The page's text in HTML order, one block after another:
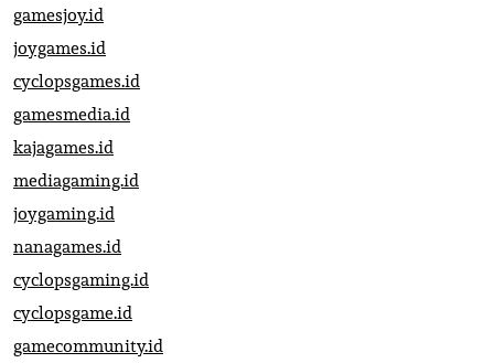
gamesjoy.id
joygames.id
cyclopsgames.id
gamesmedia.id
kajagames.id
mediagaming.id
joygaming.id
nanagames.id
cyclopsgaming.id
cyclopsgame.id
gamecommunity.id